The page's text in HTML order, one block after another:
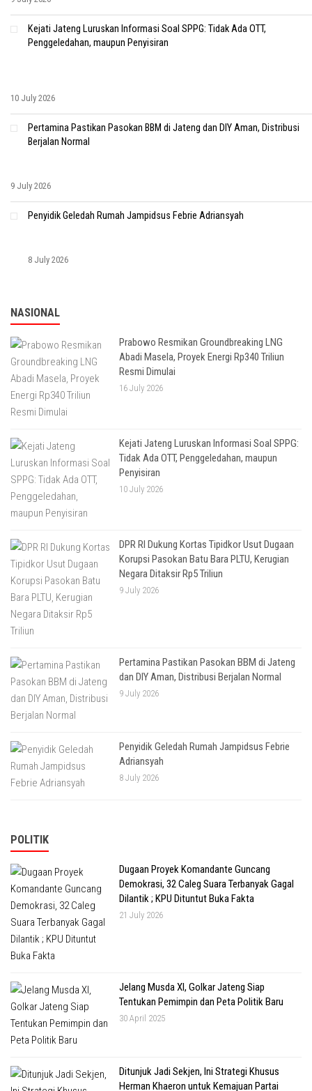
Kejati Jateng Luruskan Informasi Soal SPPG: Tidak Ada OTT,
Penggeledahan, maupun Penyisiran
10 July 2026
Pertamina Pastikan Pasokan BBM di Jateng dan DIY Aman, Distribusi
Berjalan Normal
9 July 2026
Penyidik Geledah Rumah Jampidsus Febrie Adriansyah
8 July 2026
NASIONAL
Prabowo Resmikan Groundbreaking LNG
Abadi Masela, Proyek Energi Rp340 Triliun
Resmi Dimulai
16 July 2026
Kejati Jateng Luruskan Informasi Soal SPPG:
Tidak Ada OTT, Penggeledahan, maupun
Penyisiran
10 July 2026
DPR RI Dukung Kortas Tipidkor Usut Dugaan
Korupsi Pasokan Batu Bara PLTU, Kerugian
Negara Ditaksir Rp5 Triliun
9 July 2026
Pertamina Pastikan Pasokan BBM di Jateng
dan DIY Aman, Distribusi Berjalan Normal
9 July 2026
Penyidik Geledah Rumah Jampidsus Febrie
Adriansyah
8 July 2026
POLITIK
Dugaan Proyek Komandante Guncang
Demokrasi, 32 Caleg Suara Terbanyak Gagal
Dilantik ; KPU Dituntut Buka Fakta
21 July 2026
Jelang Musda XI, Golkar Jateng Siap
Tentukan Pemimpin dan Peta Politik Baru
30 April 2025
Ditunjuk Jadi Sekjen, Ini Strategi Khusus
Herman Khaeron untuk Kemajuan Partai